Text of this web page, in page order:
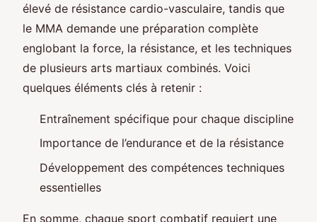
élevé de résistance cardio-vasculaire, tandis que
le MMA demande une préparation complète
englobant la force, la résistance, et les techniques
de plusieurs arts martiaux combinés. Voici
quelques éléments clés à retenir :
Entraînement spécifique pour chaque discipline
Importance de l’endurance et de la résistance
Développement des compétences techniques
essentielles
En somme, chaque sport combatif requiert une